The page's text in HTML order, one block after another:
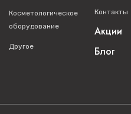
Косметологическое
оборудование
Другое
Контакты
Акции
Блог